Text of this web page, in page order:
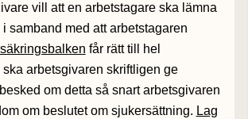
vill att en arbetstagare ska lämna
samband med att arbetstagaren
får rätt till hel
arbetsgivaren skriftligen ge
om detta så snart arbetsgivaren
om beslutet om sjukersättning. Lag